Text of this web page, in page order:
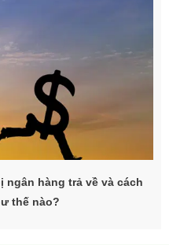
ngân hàng trả về và cách
thế nào?